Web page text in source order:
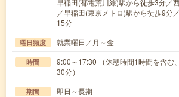
早稲田(都電荒川線)駅から徒歩3分／
／早稲田(東京メトロ)駅から徒歩9分
15分
曜日頻度 就業曜日／月～金
時間
9:00～17:30 （休憩時間1時間を含む
30分）
期間 即日～長期